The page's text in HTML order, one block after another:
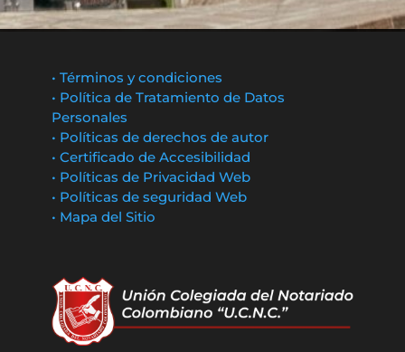
• Términos y condiciones
• Política de Tratamiento de Datos
Personales
• Políticas de derechos de autor
• Certificado de Accesibilidad
• Políticas de Privacidad Web
• Políticas de seguridad Web
• Mapa del Sitio